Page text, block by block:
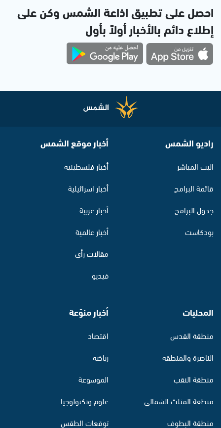
احصل على تطبيق اذاعة الشمس وكن على
إطلاع دائم بالأخبار أولاً بأول
راديو الشمس
البث المباشر
قائمة البرامج
جدول البرامج
بودكاست
أخبار موقع الشمس
أخبار فلسطينية
أخبار اسرائيلية
أخبار عربية
أخبار عالمية
مقالات رأي
فيديو
المحليات
منطقة القدس
الناصرة والمنطقة
منطقة النقب
منطقة المثلث الشمالي
منطقة البطوف
أخبار منوّعة
اقتصاد
رياضة
الموسوعة
علوم وتكنولوجيا
توقعات الطقس